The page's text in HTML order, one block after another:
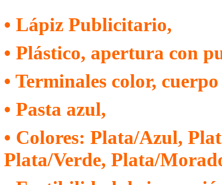
• Lápiz Publicitario,
• Plástico, apertura con
• Terminales color,
• Pasta azul,
• Colores: Plata/Azul,
Plata/Verde, Plata/